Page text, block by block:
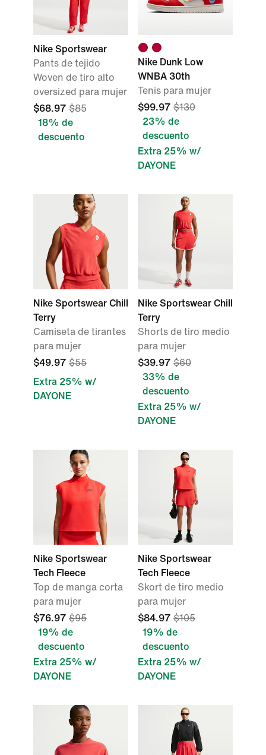
Nike Sportswear
Pants de tejido
Woven de tiro alto
oversized para mujer
$68.97 $85
18% de
descuento
Nike Dunk Low
WNBA 30th
Tenis para mujer
$99.97 $130
23% de
descuento
Extra 25% w/
DAYONE
Nike Sportswear Chill
Terry
Camiseta de tirantes
para mujer
$49.97 $55
Extra 25% w/
DAYONE
Nike Sportswear Chill
Terry
Shorts de tiro medio
para mujer
$39.97 $60
33% de
descuento
Extra 25% w/
DAYONE
Nike Sportswear
Tech Fleece
Top de manga corta
para mujer
$76.97 $95
19% de
descuento
Extra 25% w/
DAYONE
Nike Sportswear
Tech Fleece
Skort de tiro medio
para mujer
$84.97 $105
19% de
descuento
Extra 25% w/
DAYONE